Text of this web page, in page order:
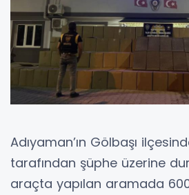
Adıyaman’ın Gölbaşı
tarafından şüphe üzerine
araçta yapılan aramada